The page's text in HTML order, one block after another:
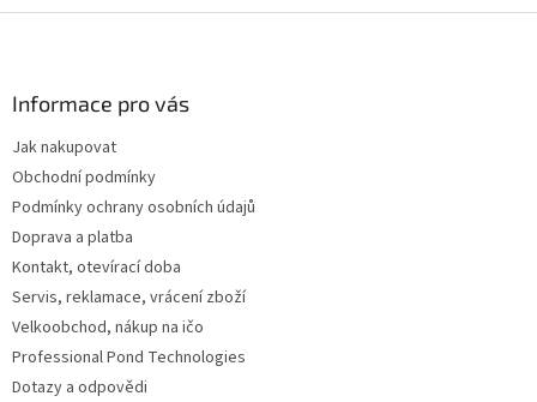
Informace pro vás
Jak nakupovat
Obchodní podmínky
Podmínky ochrany osobních údajů
Doprava a platba
Kontakt, otevírací doba
Servis, reklamace, vrácení zboží
Velkoobchod, nákup na ičo
Professional Pond Technologies
Dotazy a odpovědi